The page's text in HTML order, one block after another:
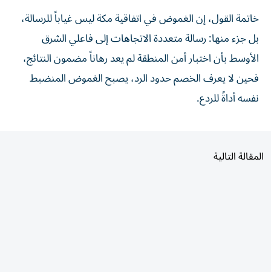
خاتمة القول، إن الغموض في اتفاقية مكة ليس غياباً للرسالة،
بل جزء منها: رسالة متعددة الاتجاهات إلى فاعلي الشرق
الأوسط بأن اختبار أمن المنطقة لم يعد رهاناً مضمون النتائج،
فحين لا يعرف الخصم حدود الرد، يصبح الغموض المنضبط
نفسه أداةً للردع.
المقالة التالية